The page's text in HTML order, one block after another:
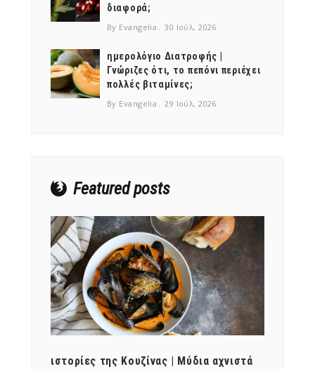
διαφορά;
By Evangelia 30 Ιούλ, 2026
ημερολόγιο Διατροφής |
Γνώριζες ότι, το πεπόνι περιέχει
πολλές βιταμίνες;
By Evangelia 29 Ιούλ, 2026
Featured posts
ιστορίες της Κουζίνας | Μύδια αχνιστά
NEWSLETTER
mel
y updates
fro
m